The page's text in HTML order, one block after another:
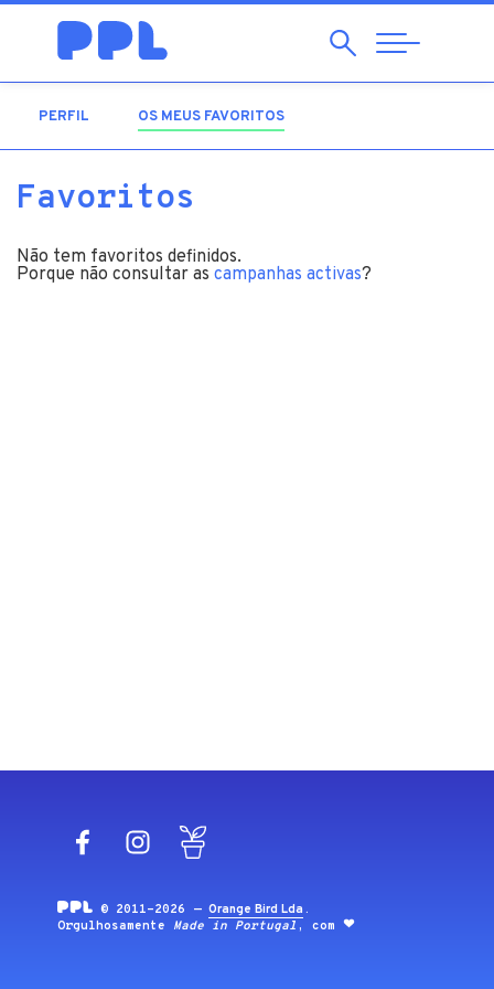
Pesquisar
Abrir
Navegação
PERFIL OS MEUS FAVORITOS
Favoritos
Não tem favoritos definidos.
Porque não consultar as campanhas activas?
FacebookInstagram
© 2011-2026 —Orange Bird Lda .
Orgulhosamente Made in Portugal , com